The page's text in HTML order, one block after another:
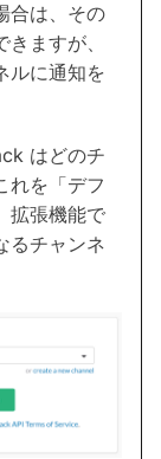
合は、その
ますが、
ルに通知を
はどのチ
れを「デフ
拡張機能で
るチャンネ